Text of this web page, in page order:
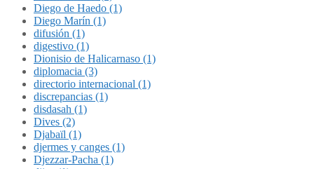
Diego de Haedo (1)
Diego Marín (1)
difusión (1)
digestivo (1)
Dionisio de Halicarnaso (1)
diplomacia (3)
directorio internacional (1)
discrepancias (1)
disdasah (1)
Dives (2)
Djabaïl (1)
djermes y canges (1)
Djezzar-Pacha (1)